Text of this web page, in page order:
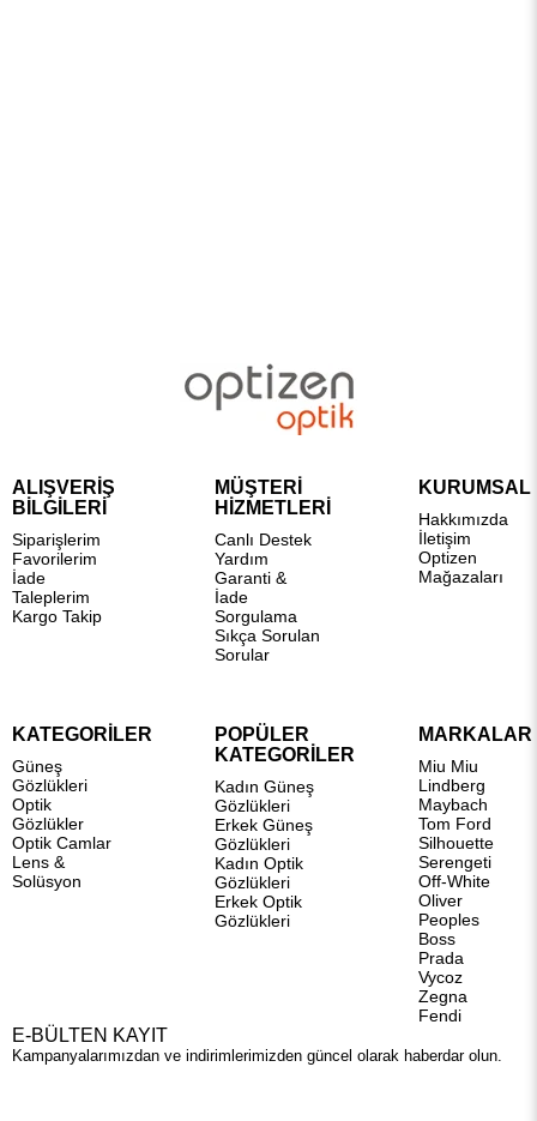
ALIŞVERİŞ
BİLGİLERİ
Siparişlerim
Favorilerim
İade
Taleplerim
Kargo Takip
MÜŞTERİ
HİZMETLERİ
Canlı Destek
Yardım
Garanti &
İade
Sorgulama
Sıkça Sorulan
Sorular
KURUMSAL
Hakkımızda
İletişim
Optizen
Mağazaları
KATEGORİLER
Güneş
Gözlükleri
Optik
Gözlükler
Optik Camlar
Lens &
Solüsyon
POPÜLER
KATEGORİLER
Kadın Güneş
Gözlükleri
Erkek Güneş
Gözlükleri
Kadın Optik
Gözlükleri
Erkek Optik
Gözlükleri
MARKALAR
Miu Miu
Lindberg
Maybach
Tom Ford
Silhouette
Serengeti
Off-White
Oliver
Peoples
Boss
Prada
Vycoz
Zegna
Fendi
E-BÜLTEN KAYIT
Kampanyalarımızdan ve indirimlerimizden güncel olarak haberdar olun.